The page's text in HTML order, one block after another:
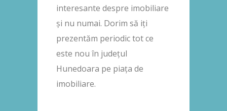
interesante despre imobiliare
și nu numai. Dorim să iți
prezentăm periodic tot ce
este nou în județul
Hunedoara pe piața de
imobiliare.